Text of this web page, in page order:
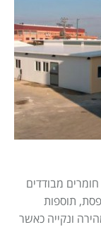
חומרים מבודדים
תוספות
ונקייה כאשר